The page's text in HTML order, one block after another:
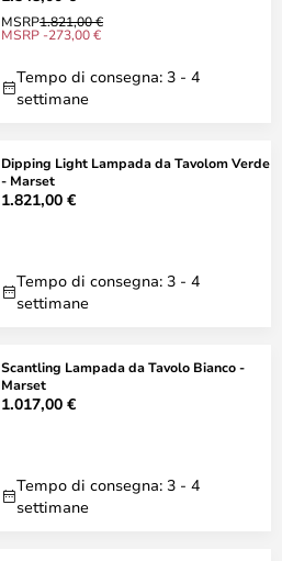
MSRP1.821,00 €
MSRP -273,00 €
Tempo di consegna: 3 - 4
settimane
Dipping Light Lampada da Tavolom Verde
- Marset
1.821,00 €
Tempo di consegna: 3 - 4
settimane
Scantling Lampada da Tavolo Bianco -
Marset
1.017,00 €
Tempo di consegna: 3 - 4
settimane